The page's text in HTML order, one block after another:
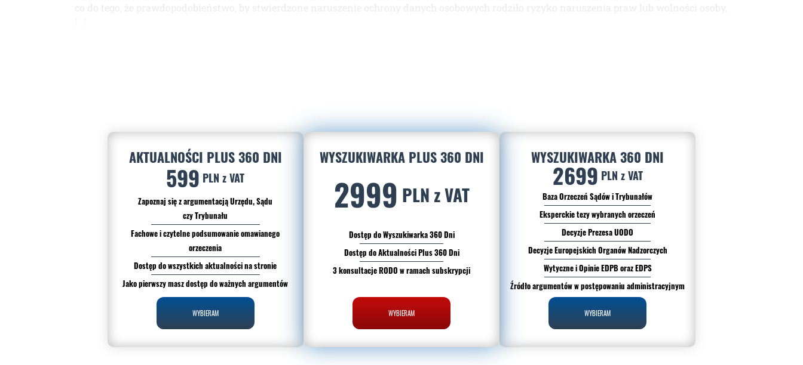
co do tego, że prawdopodobieństwo, by stwierdzone naruszenie ochrony danych osobowych rodziło ryzyko naruszenia praw lub wolności osoby,
AKTUALNOŚCI PLUS 360 DNI
599 PLN z VAT
Zapoznaj się z argumentacją Urzędu, Sądu
czy Trybunału
Fachowe i czytelne podsumowanie omawianego
orzeczenia
Dostęp do wszystkich aktualności na stronie
Jako pierwszy masz dostęp do ważnych argumentów
WYBIERAM
WYSZUKIWARKA PLUS 360 DNI
2999 PLN z VAT
Dostęp do Wyszukiwarka 360 Dni
Dostęp do Aktualności Plus 360 Dni
3 konsultacje RODO w ramach subskrypcji
WYBIERAM
WYSZUKIWARKA 360 DNI
2699 PLN z VAT
Baza Orzeczeń Sądów i Trybunałów
Eksperckie tezy wybranych orzeczeń
Decyzje Prezesa UODO
Decyzje Europejskich Organów Nadzorczych
Wytyczne i Opinie EDPB oraz EDPS
Źródło argumentów w postępowaniu administracyjnym
WYBIERAM